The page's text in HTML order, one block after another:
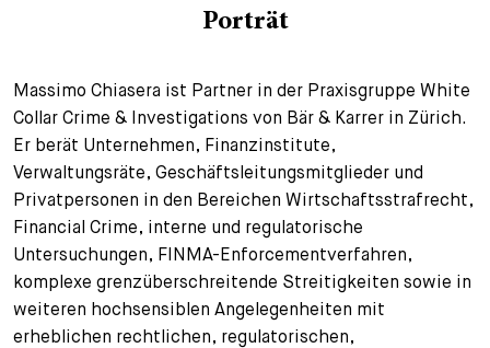
Kurzpraktikanten
Administration
Assistenzen
Fragen und Antworten
Spontanbewerbung
Ihre Karriere bei uns
Porträt
Massimo Chiasera ist Partner in der Praxisgruppe White
Collar Crime & Investigations von Bär & Karrer in Zürich.
Er berät Unternehmen, Finanzinstitute,
Verwaltungsräte, Geschäftsleitungsmitglieder und
Privatpersonen in den Bereichen Wirtschaftsstrafrecht,
Financial Crime, interne und regulatorische
Untersuchungen, FINMA-Enforcementverfahren,
komplexe grenzüberschreitende Streitigkeiten sowie in
weiteren hochsensiblen Angelegenheiten mit
erheblichen rechtlichen, regulatorischen,